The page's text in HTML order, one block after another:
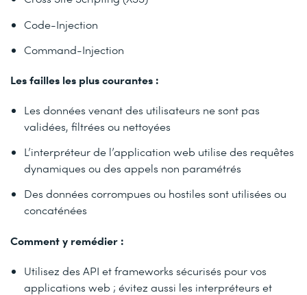
Code-Injection
Command-Injection
Les failles les plus courantes :
Les données venant des utilisateurs ne sont pas
validées, filtrées ou nettoyées
L’interpréteur de l’application web utilise des requêtes
dynamiques ou des appels non paramétrés
Des données corrompues ou hostiles sont utilisées ou
concaténées
Comment y remédier :
Utilisez des API et frameworks sécurisés pour vos
applications web ; évitez aussi les interpréteurs et